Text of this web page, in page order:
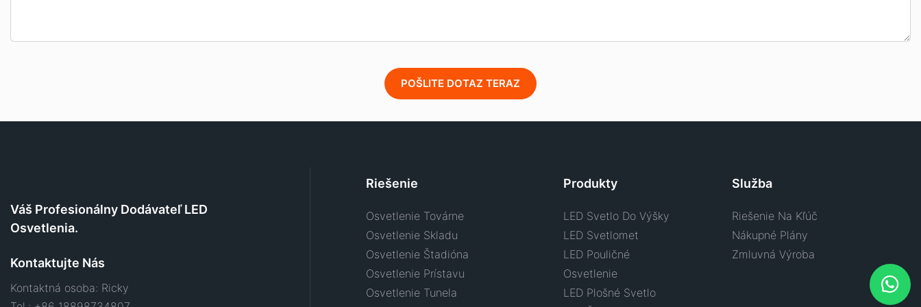
POŠLITE DOTAZ TERAZ
Váš Profesionálny Dodávateľ LED
Osvetlenia.
Kontaktujte Nás
Kontaktná osoba: Ricky
Riešenie
Osvetlenie Továrne
Osvetlenie Skladu
Osvetlenie Štadióna
Osvetlenie Prístavu
Osvetlenie Tunela
Produkty
LED Svetlo Do Výšky
LED Svetlomet
LED Pouličné
Osvetlenie
LED Plošné Svetlo
Služba
Riešenie Na Kľúč
Nákupné Plány
Zmluvná Výroba